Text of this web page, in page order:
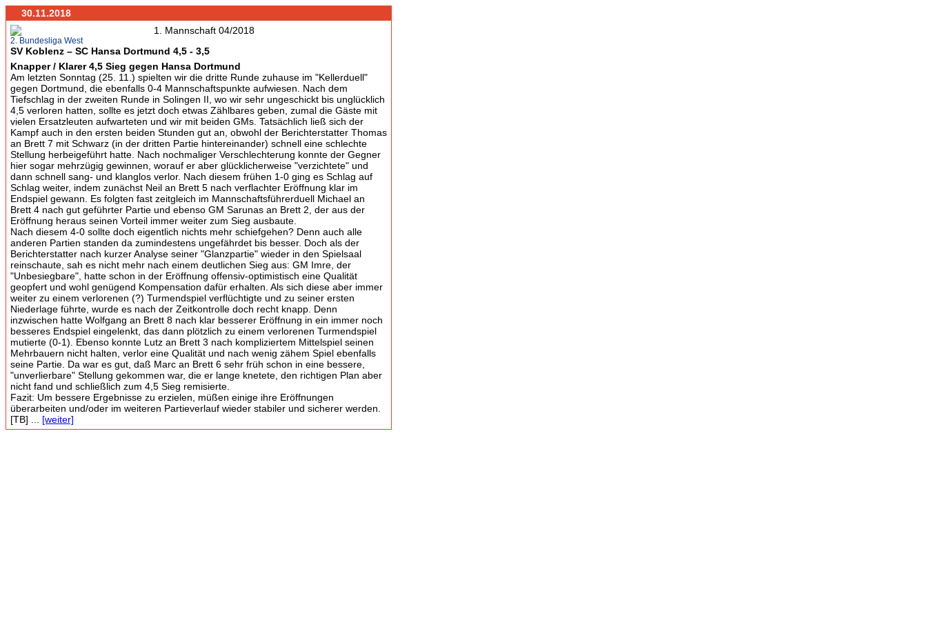
30.11.2018
2. Bundesliga West
SV Koblenz – SC Hansa Dortmund 4,5 - 3,5
Knapper / Klarer 4,5 Sieg gegen Hansa Dortmund
Am letzten Sonntag (25. 11.) spielten wir die dritte Runde zuhause im "Kellerduell"
gegen Dortmund, die ebenfalls 0-4 Mannschaftspunkte aufwiesen. Nach dem
Tiefschlag in der zweiten Runde in Solingen II, wo wir sehr ungeschickt bis unglücklich
4,5 verloren hatten, sollte es jetzt doch etwas Zählbares geben, zumal die Gäste mit
vielen Ersatzleuten aufwarteten und wir mit beiden GMs. Tatsächlich ließ sich der
Kampf auch in den ersten beiden Stunden gut an, obwohl der Berichterstatter Thomas
an Brett 7 mit Schwarz (in der dritten Partie hintereinander) schnell eine schlechte
Stellung herbeigeführt hatte. Nach nochmaliger Verschlechterung konnte der Gegner
hier sogar mehrzügig gewinnen, worauf er aber glücklicherweise "verzichtete" und
dann schnell sang- und klanglos verlor. Nach diesem frühen 1-0 ging es Schlag auf
Schlag weiter, indem zunächst Neil an Brett 5 nach verflachter Eröffnung klar im
Endspiel gewann. Es folgten fast zeitgleich im Mannschaftsführerduell Michael an
Brett 4 nach gut geführter Partie und ebenso GM Sarunas an Brett 2, der aus der
Eröffnung heraus seinen Vorteil immer weiter zum Sieg ausbaute.
Nach diesem 4-0 sollte doch eigentlich nichts mehr schiefgehen? Denn auch alle
anderen Partien standen da zumindestens ungefährdet bis besser. Doch als der
Berichterstatter nach kurzer Analyse seiner "Glanzpartie" wieder in den Spielsaal
reinschaute, sah es nicht mehr nach einem deutlichen Sieg aus: GM Imre, der
"Unbesiegbare", hatte schon in der Eröffnung offensiv-optimistisch eine Qualität
geopfert und wohl genügend Kompensation dafür erhalten. Als sich diese aber immer
weiter zu einem verlorenen (?) Turmendspiel verflüchtigte und zu seiner ersten
Niederlage führte, wurde es nach der Zeitkontrolle doch recht knapp. Denn
inzwischen hatte Wolfgang an Brett 8 nach klar besserer Eröffnung in ein immer noch
besseres Endspiel eingelenkt, das dann plötzlich zu einem verlorenen Turmendspiel
mutierte (0-1). Ebenso konnte Lutz an Brett 3 nach kompliziertem Mittelspiel seinen
Mehrbauern nicht halten, verlor eine Qualität und nach wenig zähem Spiel ebenfalls
seine Partie. Da war es gut, daß Marc an Brett 6 sehr früh schon in eine bessere,
"unverlierbare" Stellung gekommen war, die er lange knetete, den richtigen Plan aber
nicht fand und schließlich zum 4,5 Sieg remisierte.
Fazit: Um bessere Ergebnisse zu erzielen, müßen einige ihre Eröffnungen
überarbeiten und/oder im weiteren Partieverlauf wieder stabiler und sicherer werden.
[TB] ... [weiter]